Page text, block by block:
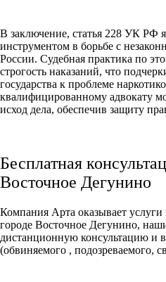
В заключение, статья 228 УК РФ
инструментом в борьбе с
России. Судебная практика по
строгость наказаний, что
государства к проблеме
квалифицированному адвокату
исход дела, обеспечив защиту
Бесплатная
Восточное Дегунино
Компания Арта оказывает услуги
городе Восточное Дегунино,
дистанционную консультацию и
(обвиняемого , подозреваемого,